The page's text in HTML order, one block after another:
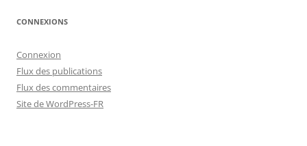
CONNEXIONS
Connexion
Flux des publications
Flux des commentaires
Site de WordPress-FR